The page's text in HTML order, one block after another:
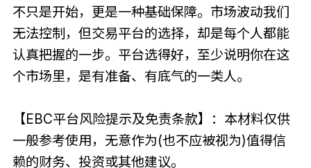
不只是开始，更是一种基础保障。市场波动我们
无法控制，但交易平台的选择，却是每个人都能
认真把握的一步。平台选得好，至少说明你在这
个市场里，是有准备、有底气的一类人。
【EBC平台风险提示及免责条款】：本材料仅供
一般参考使用，无意作为(也不应被视为)值得信
赖的财务、投资或其他建议。